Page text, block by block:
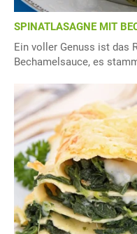
SPINATLASAGNE MIT
Ein voller Genuss ist das
Bechamelsauce, es